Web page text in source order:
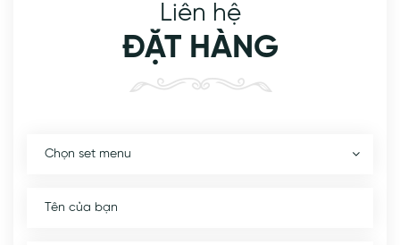
Liên hệ
ĐẶT HÀNG